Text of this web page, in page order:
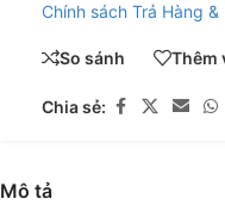
Chính sách Trả Hàng &
So sánh Thêm
Chia sẻ:
Mô tả